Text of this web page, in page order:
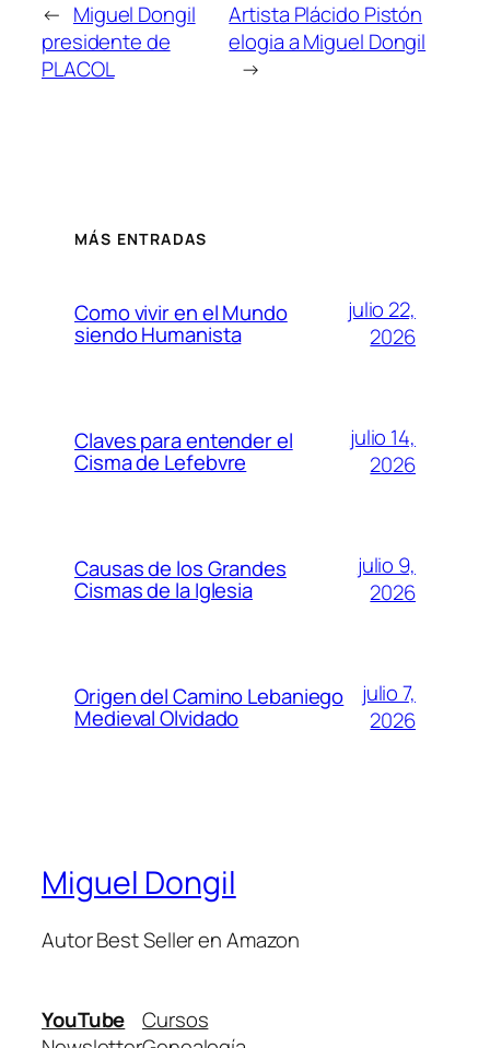
← Miguel Dongil
presidente de
PLACOL
Artista Plácido Pistón
elogia a Miguel Dongil
→
MÁS ENTRADAS
Como vivir en el Mundo
siendo Humanista
julio 22,
2026
Claves para entender el
Cisma de Lefebvre
julio 14,
2026
Causas de los Grandes
Cismas de la Iglesia
julio 9,
2026
Origen del Camino Lebaniego
Medieval Olvidado
julio 7,
2026
Miguel Dongil
Autor Best Seller en Amazon
YouTube
Cursos